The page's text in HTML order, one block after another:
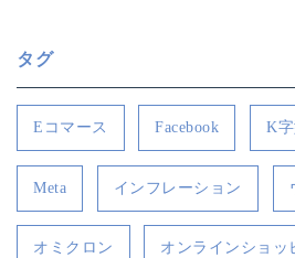
タグ
Eコマース Facebook K
Meta インフレーション
オミクロン オンラインショッ